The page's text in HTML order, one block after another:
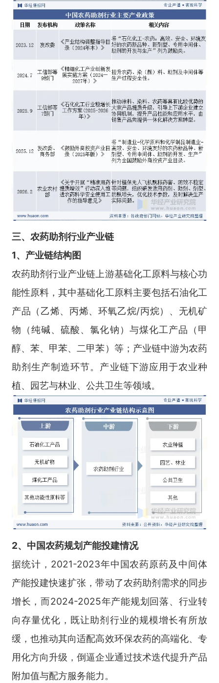
三、 农药助剂行业产业链
1、产业链结构图
农药助剂行业产业链上游基础化工原料与核心功
能性原料，其中基础化工原料主要包括石油化工
产品（乙烯、丙烯、环氧乙烷/丙烷）、无机矿
物（纯碱、硫酸、氯化钠）与煤化工产品（甲
醇、苯、甲苯、二甲苯）等；产业链中游为农药
助剂生产制造环节。产业链下游应用于农业种
植、园艺与林业、公共卫生等领域。
2、中国农药规划产能投建情况
据统计，2021-2023年中国农药原药及中间体
产能投建快速扩张，带动了农药助剂需求的同步
增长，而2024-2025年产能规划回落、行业转
向存量优化，既让助剂行业的规模增长有所放
缓，也推动其向适配高效环保农药的高端化、专
用化方向升级，倒逼企业通过技术迭代提升产品
附加值与配方服务能力。